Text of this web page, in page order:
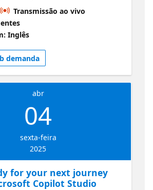
world, supported by Microsoft
enthusiasts. You’ll learn how
what you can expect as a
we engage, and much more!
Transmissão ao vivo
Inglês
demanda
abr
04
sexta-feira
2025
for your next journey
Copilot Studio